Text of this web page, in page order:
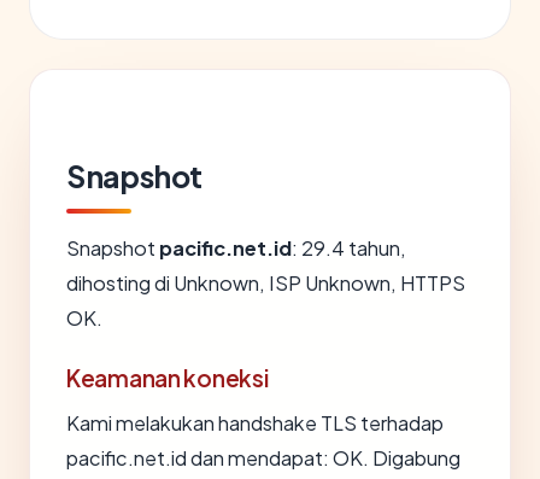
Snapshot
Snapshot pacific.net.id: 29.4 tahun,
dihosting di Unknown, ISP Unknown, HTTPS
OK.
Keamanan koneksi
Kami melakukan handshake TLS terhadap
pacific.net.id dan mendapat: OK. Digabung